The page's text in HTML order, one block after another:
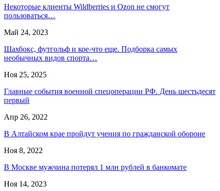
Некоторые клиенты Wildberries и Ozon не смогут
пользоваться…
Май 24, 2023
Шахбокс, футгольф и кое-что еще. Подборка самых
необычных видов спорта…
Ноя 25, 2025
Главные события военной спецоперации РФ. День шестьдесят
первый
Апр 26, 2022
В Алтайском крае пройдут учения по гражданской обороне
Ноя 8, 2022
В Москве мужчина потерял 1 млн рублей в банкомате
Ноя 14, 2023